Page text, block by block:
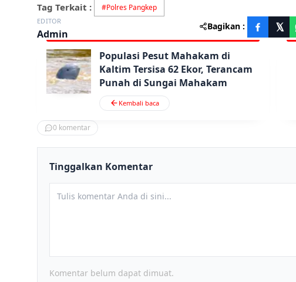
Tag Terkait : #Polres Pangkep
EDITOR
Admin
Bagikan :
Populasi Pesut Mahakam di
Kaltim Tersisa 62 Ekor, Terancam
Punah di Sungai Mahakam
Kembali baca
0 komentar
Tinggalkan Komentar
Komentar belum dapat dimuat.